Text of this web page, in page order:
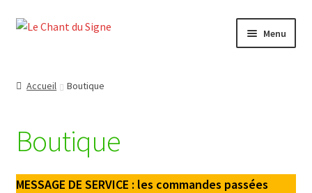
Aller
Aller
Menu
Contact
Mon compte
Accueil Boutique
Boutique
MESSAGE DE SERVICE : les commandes passées